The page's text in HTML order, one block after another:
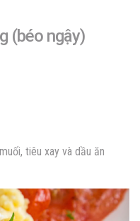
(béo ngậy)
tiêu xay và dầu ăn